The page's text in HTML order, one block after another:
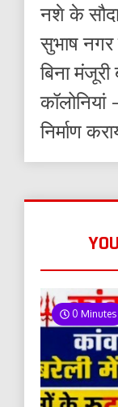
नशे के
सुभाष नगर
बिना
निर्माण
0 Minutes